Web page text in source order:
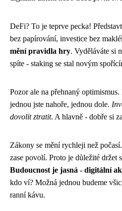
DeFi? To je teprve pecka!
bez papírování, investice bez
mění pravidla hry. Vyděláváte si
spíte - staking se stal novým
Pozor ale na přehnaný
jednou jste nahoře, jednou dole.
dovolit ztratit. A hlavně - dobře si
Zákony se mění rychleji než
zase povolí. Proto je důležité držet
Budoucnost je jasná - digitální
kdo ví? Možná jednou budeme
ranní kávu.